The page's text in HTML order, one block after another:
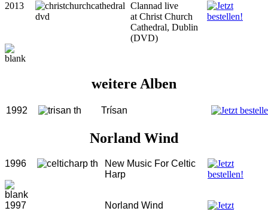
2013
Clannad live
at Christ Church
Cathedral, Dublin
(DVD)
weitere Alben
1992 Trísan
Norland Wind
1996
New Music For Celtic
Harp
1997 Norland Wind